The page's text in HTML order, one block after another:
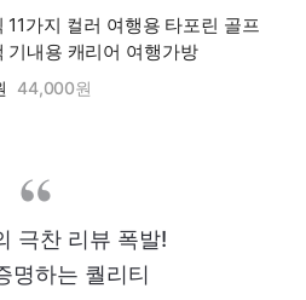
11가지 컬러 여행용 타포린 골프
기내용 캐리어 여행가방
44,000원
극찬 리뷰 폭발!
명하는 퀄리티